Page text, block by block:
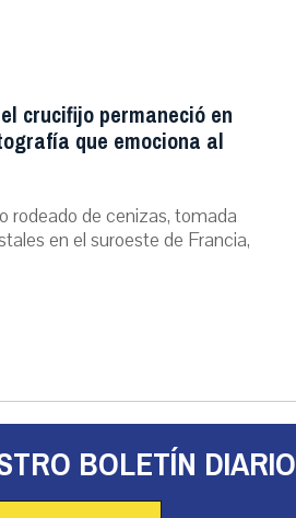
crucifijo permaneció en
que emociona al
rodeado de cenizas, tomada
en el suroeste de Francia,
BOLETÍN DIARIO